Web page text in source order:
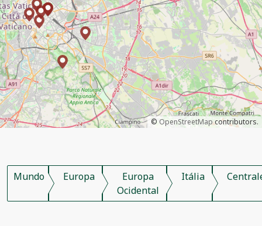
© OpenStreetMapcontributors.
Mundo Europa
Europa
Ocidental
Itália